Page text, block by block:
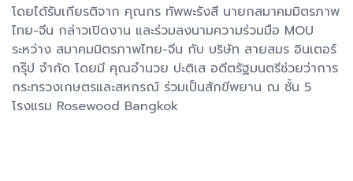
โดยได้รับเกียรติจาก คุณกร ทัพพะรังสี นายกสมาคมมิตรภาพ
ไทย-จีน กล่าวเปิดงาน และร่วมลงนามความร่วมมือ MOU
ระหว่าง สมาคมมิตรภาพไทย-จีน กับ บริษัท สายสมร อินเตอร์
กรุ๊ป จำกัด โดยมี คุณอำนวย ปะติเส อดีตรัฐมนตรีช่วยว่าการ
กระทรวงเกษตรและสหกรณ์ ร่วมเป็นสักขีพยาน ณ ชั้น 5
โรงแรม Rosewood Bangkok